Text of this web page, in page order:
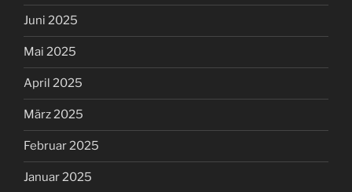
Juni 2025
Mai 2025
April 2025
März 2025
Februar 2025
Januar 2025